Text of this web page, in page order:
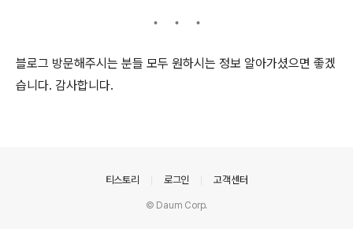
블로그 방문해주시는 분들 모두 원하시는 정보 알아가셨으면 좋겠
습니다. 감사합니다.
티스토리 로그인 고객센터
© Daum Corp.